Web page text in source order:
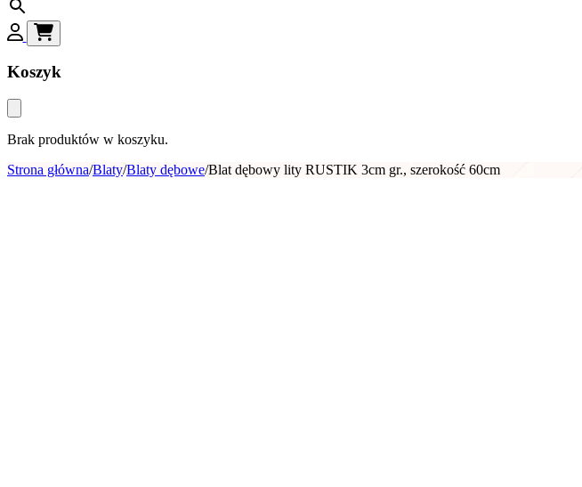
Koszyk
Brak produktów w koszyku.
Strona główna/Blaty/Blaty dębowe/Blat dębowy lity RUSTIK 3cm gr., szerokość 60cm